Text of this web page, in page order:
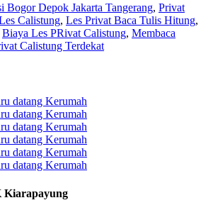
Bogor Depok Jakarta Tangerang, Privat
Calistung, Les Privat Baca Tulis Hitung,
Biaya Les PRivat Calistung, Membaca
Calistung Terdekat
Kiarapayung